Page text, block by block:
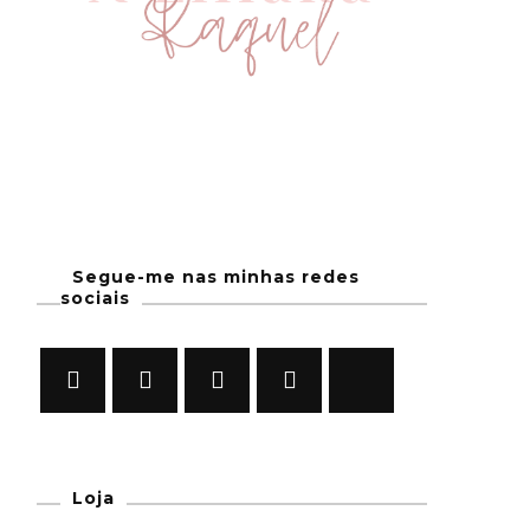
Segue-me nas minhas redes
sociais
Loja